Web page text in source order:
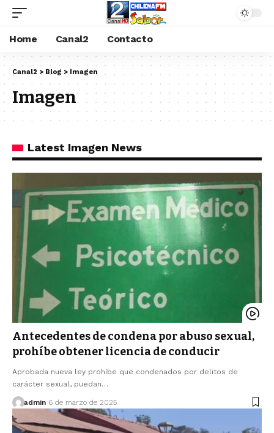
Home Canal2 Contacto
Canal2 > Blog > Imagen
Imagen
Latest Imagen News
Antecedentes de condena por abuso sexual,
prohíbe obtener licencia de conducir
Aprobada nueva ley prohíbe que condenados por delitos de
carácter sexual, puedan…
admin 6 de marzo de 2025